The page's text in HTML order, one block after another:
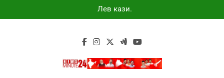
to
Лев казино
промокоды